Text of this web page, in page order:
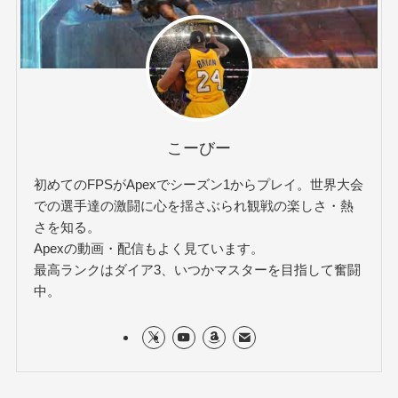
こーびー
初めてのFPSがApexでシーズン1からプレイ。世界大会
での選手達の激闘に心を揺さぶられ観戦の楽しさ・熱
さを知る。
Apexの動画・配信もよく見ています。
最高ランクはダイア3、いつかマスターを目指して奮闘
中。